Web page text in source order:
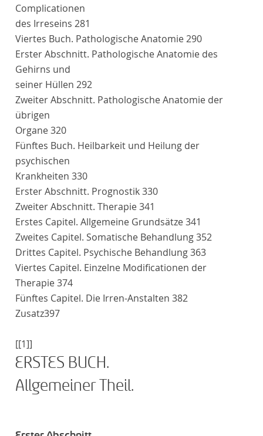
Complicationen
des Irreseins 281
Viertes Buch. Pathologische Anatomie290
Erster Abschnitt. Pathologische Anatomie des
Gehirns und
seiner Hüllen 292
Zweiter Abschnitt. Pathologische Anatomie der
übrigen
Organe320
Fünftes Buch. Heilbarkeit und Heilung der
psychischen
Krankheiten 330
Erster Abschnitt. Prognostik330
Zweiter Abschnitt. Therapie341
Erstes Capitel. Allgemeine Grundsätze341
Zweites Capitel. Somatische Behandlung352
Drittes Capitel. Psychische Behandlung363
Viertes Capitel. Einzelne Modificationen der
Therapie374
Fünftes Capitel. Die Irren-Anstalten 382
Zusatz397
[[1]]
ERSTES BUCH.
Allgemeiner Theil.